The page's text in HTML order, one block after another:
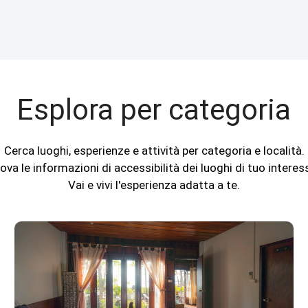
Esplora per categoria
Cerca luoghi, esperienze e attività per categoria e località.
le informazioni di accessibilità dei luoghi di tuo
Vai e vivi l'esperienza adatta a te.